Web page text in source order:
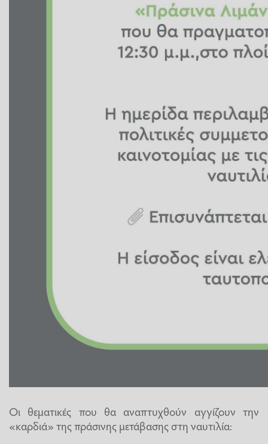
Οι θεματικές που θα αναπτυχθούν αγγίζουν την
«καρδιά» της πράσινης μετάβασης στη ναυτιλία: